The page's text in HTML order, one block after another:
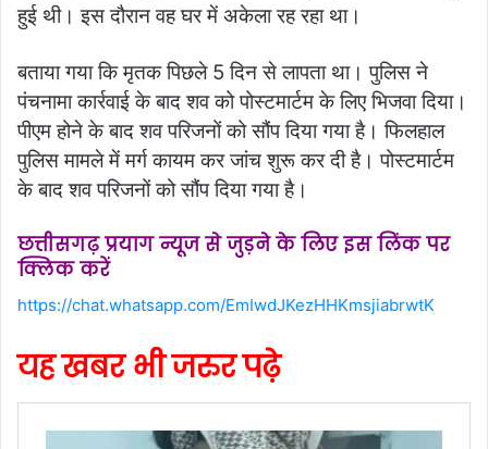
हुई थी। इस दौरान वह घर में अकेला रह रहा था।
बताया गया कि मृतक पिछले 5 दिन से लापता था। पुलिस ने
पंचनामा कार्रवाई के बाद शव को पोस्टमार्टम के लिए भिजवा दिया।
पीएम होने के बाद शव परिजनों को सौंप दिया गया है। फिलहाल
पुलिस मामले में मर्ग कायम कर जांच शुरू कर दी है। पोस्टमार्टम
के बाद शव परिजनों को सौंप दिया गया है।
छत्तीसगढ़ प्रयाग न्यूज से जुड़ने के लिए इस लिंक पर
क्लिक करें
https://chat.whatsapp.com/EmIwdJKezHHKmsjiabrwtK
यह खबर भी जरुर पढ़े